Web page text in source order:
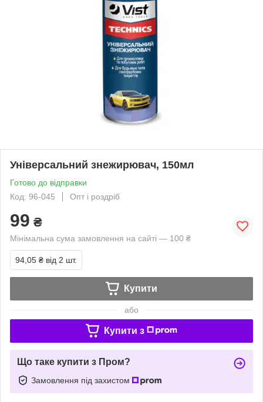
Універсальний знежирювач, 150мл
Готово до відправки
Код: 96-045
Опт і роздріб
99 ₴
Мінімальна сума замовлення на сайті — 100 ₴
94,05 ₴ від 2 шт.
Купити
або
Купити з
Що таке купити з Пром?
Замовлення під захистом